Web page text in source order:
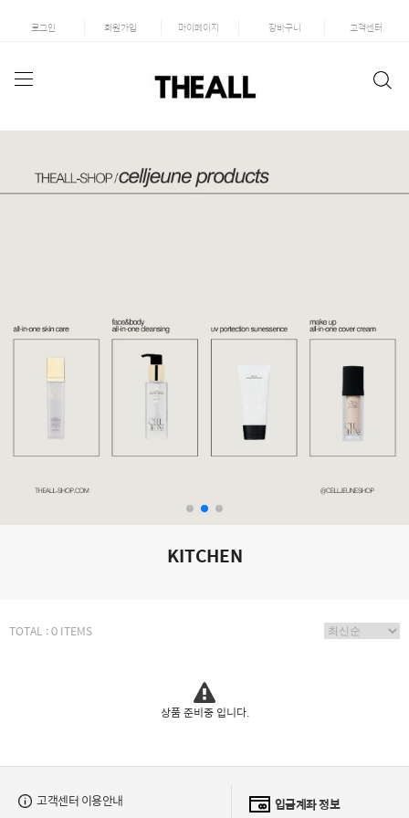
로그인 회원가입 마이페이지 장바구니 고객센터
KITCHEN
TOTAL : 0 ITEMS
상품 준비중 입니다.
고객센터 이용안내 입금계좌 정보